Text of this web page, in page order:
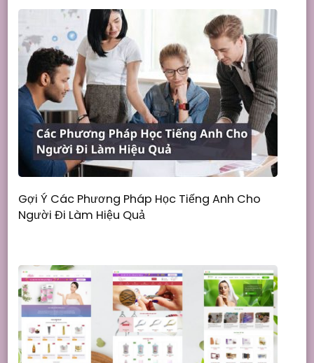
Gợi Ý Các Phương Pháp Học Tiếng Anh Cho
Người Đi Làm Hiệu Quả